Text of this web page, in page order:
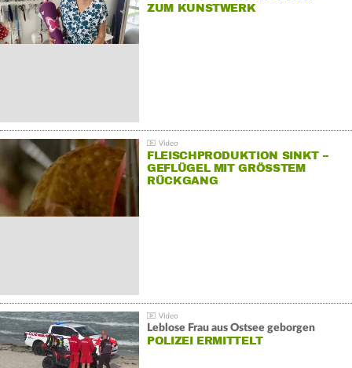
ZUM KUNSTWERK
FLEISCHPRODUKTION SINKT –
GEFLÜGEL MIT GRÖSSTEM R
ÜCKGANG
Leblose Frau aus Ostsee geborgen
POLIZEI ERMITTELT